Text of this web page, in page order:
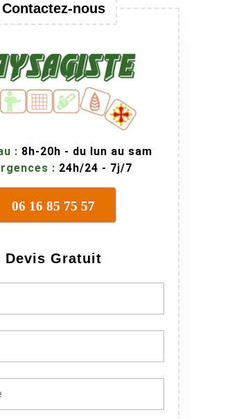
Contactez-nous
: 8h-20h - du lun au sam
: 24h/24 - 7j/7
06 16 85 75 57
Devis Gratuit